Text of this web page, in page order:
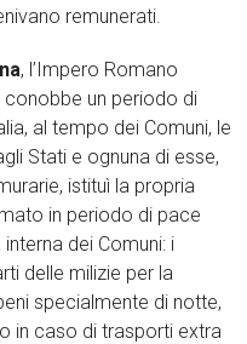
remunerati.
, l’Impero Romano
conobbe un periodo di
al tempo dei Comuni, le
Stati e ognuna di esse,
istituì la propria
in periodo di pace
dei Comuni: i
delle milizie per la
specialmente di notte,
in caso di trasporti extra